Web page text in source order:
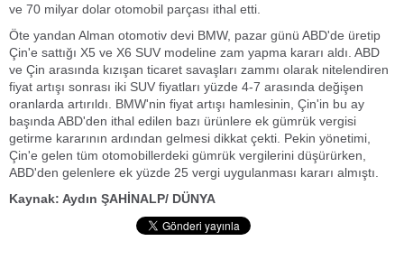
ve 70 milyar dolar otomobil parçası ithal etti.
Öte yandan Alman otomotiv devi BMW, pazar günü ABD'de üretip
Çin'e sattığı X5 ve X6 SUV modeline zam yapma kararı aldı. ABD
ve Çin arasında kızışan ticaret savaşları zammı olarak nitelendiren
fiyat artışı sonrası iki SUV fiyatları yüzde 4-7 arasında değişen
oranlarda artırıldı. BMW'nin fiyat artışı hamlesinin, Çin'in bu ay
başında ABD'den ithal edilen bazı ürünlere ek gümrük vergisi
getirme kararının ardından gelmesi dikkat çekti. Pekin yönetimi,
Çin'e gelen tüm otomobillerdeki gümrük vergilerini düşürürken,
ABD'den gelenlere ek yüzde 25 vergi uygulanması kararı almıştı.
Kaynak: Aydın ŞAHİNALP/ DÜNYA